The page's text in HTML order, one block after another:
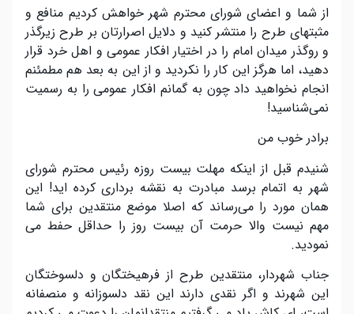
از شما و اعضای شورای محترم شهر خواهش کردیم منافع و
مثبتهای طرح را منتشر کنید و دلایل اصرارتان بر طرح زیرگذر
و روگذر میدان امام را در اختیار افکار عمومی و اهل خرد قرار
دهید، اما هرگز این کار را نکردید و از این به بعد هم مطمئنم
انجام نخواهید داد چون به گمانم افکار عمومی را به رسمیت
نمی‌شناسید!
برادر خوب من
شنیدم قبل از اینکه مهلت بیست روزه رئیس محترم شورای
شهر به اتمام برسد مبادرت به نقشه برداری کرده اید! این
همان مورد را می‌رساند که اصلا موضع منتقدین برای شما
مهم نیست والا حرمت آن بیست روز را حداقل حفط می
نمودید.
جناب شهردار، منتقدین طرح از فرهیختگان و دلسوختگان
این شهرند و اگر نقدی دارند این نقد دلسوزانه و منصفانه